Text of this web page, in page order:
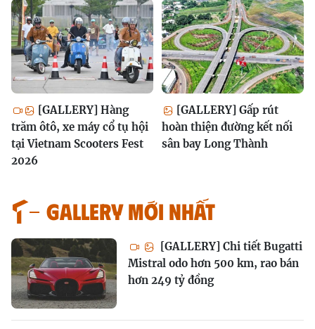
[GALLERY] Hàng
trăm ôtô, xe máy cổ tụ hội
tại Vietnam Scooters Fest
2026
[GALLERY] Gấp rút
hoàn thiện đường kết nối
sân bay Long Thành
GALLERY MỚI NHẤT
[GALLERY] Chi tiết Bugatti
Mistral odo hơn 500 km, rao bán
hơn 249 tỷ đồng